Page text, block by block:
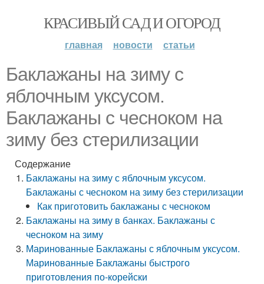
КРАСИВЫЙ САД И ОГОРОД
главная новости статьи
Баклажаны на зиму с
яблочным уксусом.
Баклажаны с чесноком на
зиму без стерилизации
Содержание
Баклажаны на зиму с яблочным уксусом.
Баклажаны с чесноком на зиму без стерилизации
Как приготовить баклажаны с чесноком
Баклажаны на зиму в банках. Баклажаны с
чесноком на зиму
Маринованные Баклажаны с яблочным уксусом.
Маринованные Баклажаны быстрого
приготовления по-корейски